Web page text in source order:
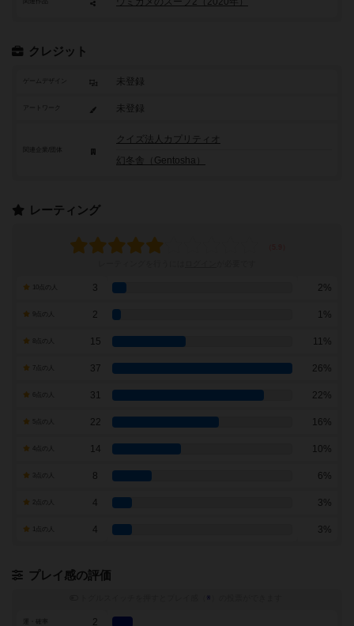
関連作品
クレジット
ゲームデザイン 未登録
アートワーク 未登録
クイズ法人カプリティオ
幻冬舎（Gentosha）
レーティング
3 2%
2 1%
15 11%
7点の人 37 26%
31 22%
22 16%
14 10%
8 6%
4 3%
4 3%
プレイ感の評価
※
2